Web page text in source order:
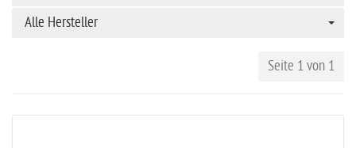
Alle Hersteller
Seite 1 von 1